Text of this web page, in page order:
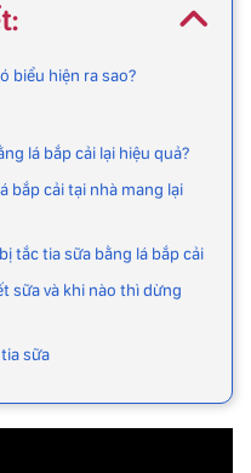
biểu hiện ra sao?
lá bắp cải lại hiệu quả?
bắp cải tại nhà mang lại
tắc tia sữa bằng lá bắp cải
sữa và khi nào thì dừng
sữa